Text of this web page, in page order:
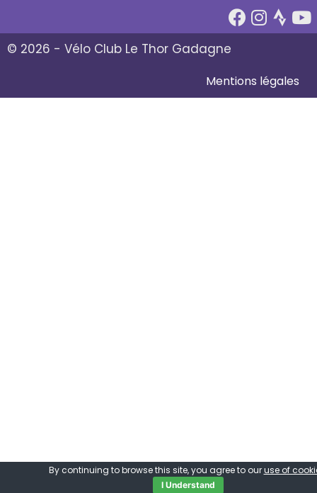
© 2026 - Vélo Club Le Thor Gadagne
Mentions légales
By continuing to browse this site, you agree to ouruse of
I Understand